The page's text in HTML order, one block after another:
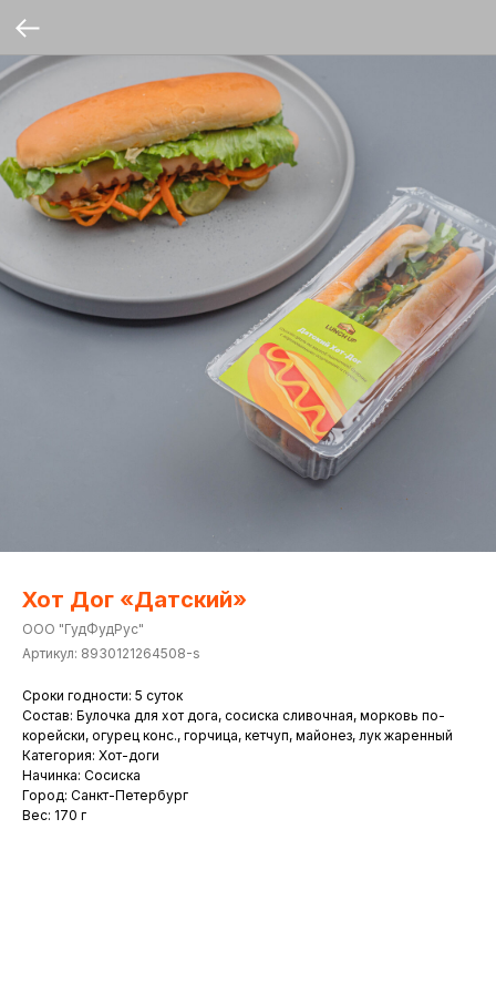
Хот Дог «Датский»
ООО "ГудФудРус"
Артикул: 8930121264508-s
Сроки годности: 5 суток
Состав: Булочка для хот дога, сосиска сливочная, морковь по-
корейски, огурец конс., горчица, кетчуп, майонез, лук жаренный
Категория: Хот-доги
Начинка: Сосиска
Город: Санкт-Петербург
Вес: 170 г